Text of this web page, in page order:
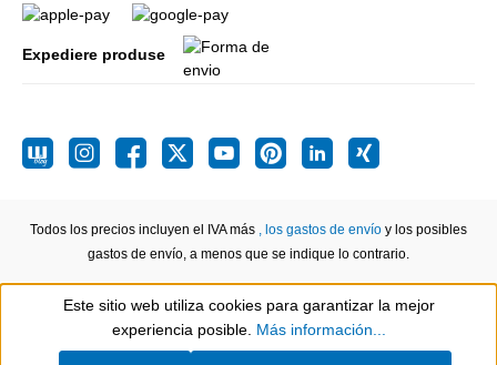
Expediere produse
Todos los precios incluyen el IVA más , los gastos de envío y los posibles
gastos de envío, a menos que se indique lo contrario.
Show toolbar
Este sitio web utiliza cookies para garantizar la mejor
experiencia posible. Más información...